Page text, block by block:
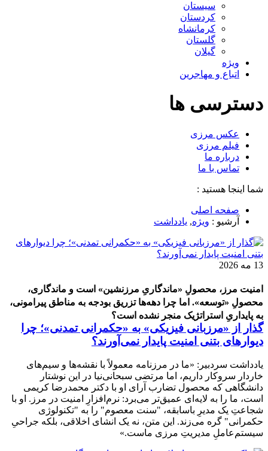
سیستان
کردستان
کرمانشاه
گلستان
گیلان
ویژه
اتباع و مهاجرین
دسترسی ها
عکس مرزی
فیلم مرزی
درباره ما
تماس با ما
شما اینجا هستید :
صفحه اصلی
آرشیو : ویژه, یادداشت
13 مه 2026
امنیت مرز، محصولِ «ماندگاریِ مرزنشین» است و ماندگاری،
محصولِ «توسعه». اما چرا دهه‌ها تزریق بودجه به مناطق پیرامونی،
به پایداریِ استراتژیک منجر نشده است؟
گذار از «مرزبانی فیزیکی» به «حکمرانی تمدنی»؛ چرا
دیوارهای بتنی امنیت پایدار نمی‌آورند؟
یادداشت سردبیر: «ما در مرزنامه معمولاً با نقشه‌ها و سیم‌های
خاردار سروکار داریم، اما مرتضی سبحانی‌نیا در این نوشتار
دانشگاهی که محصول تضارب آرای او با دکتر محمدرضا کریمی
است، ما را به لایه‌ای عمیق‌تر می‌برد: نرم‌افزارِ امنیت در مرز. او با
شجاعتِ یک مدیرِ باسابقه، "سنت معصوم" را به "تکنولوژی
حکمرانی" گره می‌زند. این متن، نه یک انشای اخلاقی، بلکه جراحیِ
سیستم‌عاملِ مدیریتِ مرزی ماست.»